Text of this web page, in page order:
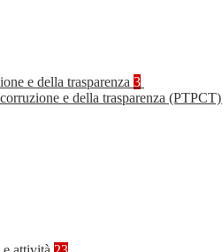
e della trasparenza 3
e della trasparenza (PTPCT)